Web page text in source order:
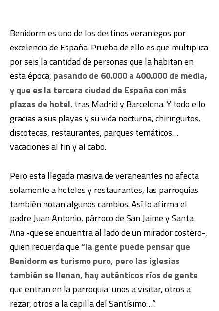
Benidorm es uno de los destinos veraniegos por
excelencia de España. Prueba de ello es que multiplica
por seis la cantidad de personas que la habitan en
esta época, pasando de 60.000 a 400.000 de media,
y que es la tercera ciudad de España con más
plazas de hotel, tras Madrid y Barcelona. Y todo ello
gracias a sus playas y su vida nocturna, chiringuitos,
discotecas, restaurantes, parques temáticos…
vacaciones al fin y al cabo.
Pero esta llegada masiva de veraneantes no afecta
solamente a hoteles y restaurantes, las parroquias
también notan algunos cambios. Así lo afirma el
padre Juan Antonio, párroco de San Jaime y Santa
Ana -que se encuentra al lado de un mirador costero-,
quien recuerda que“la gente puede pensar que
Benidorm es turismo puro, pero las iglesias
también se llenan, hay auténticos ríos de gente
que entran en la parroquia, unos a visitar, otros a
rezar, otros a la capilla del Santísimo…”.